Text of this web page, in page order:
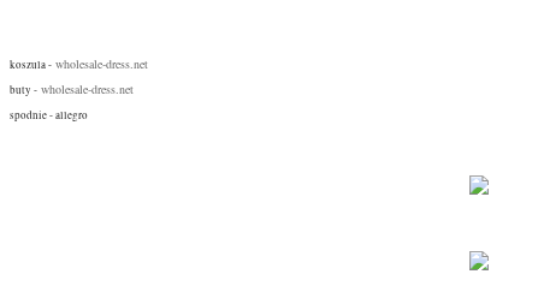
koszula - wholesale-dress.net
buty - wholesale-dress.net
spodnie - allegro